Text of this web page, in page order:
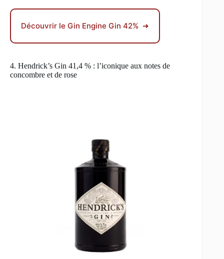
Découvrir le Gin Engine Gin 42% ➜
4. Hendrick’s Gin 41,4 % : l’iconique aux notes de
concombre et de rose